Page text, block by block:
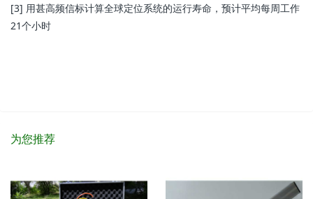
[3] 用甚高频信标计算全球定位系统的运行寿命，预计平均每周工作
21个小时
为您推荐